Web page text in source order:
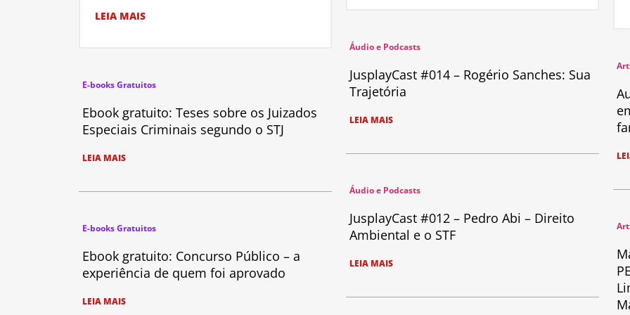
LEIA MAIS
E-books Gratuitos
Ebook gratuito: Teses sobre os Juizados
Especiais Criminais segundo o STJ
LEIA MAIS
E-books Gratuitos
Ebook gratuito: Concurso Público – a
experiência de quem foi aprovado
LEIA MAIS
Áudio e Podcasts
JusplayCast #014 – Rogério Sanches: Sua
Trajetória
LEIA MAIS
Áudio e Podcasts
JusplayCast #012 – Pedro Abi – Direito
Ambiental e o STF
LEIA MAIS